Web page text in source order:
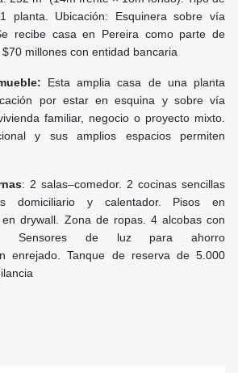
planta. Ubicación: Esquinera sobre vía
recibe casa en Pereira como parte de
millones con entidad bancaria
Esta amplia casa de una planta
por estar en esquina y sobre vía
familiar, negocio o proyecto mixto.
y sus amplios espacios permiten
: 2 salas–comedor. 2 cocinas sencillas
domiciliario y calentador. Pisos en
drywall. Zona de ropas. 4 alcobas con
Sensores de luz para ahorro
enrejado. Tanque de reserva de 5.000